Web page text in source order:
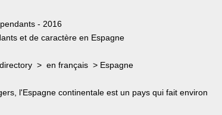
- 2016
et de caractère en Espagne
> en français > Espagne
l'Espagne continentale est un pays qui fait environ